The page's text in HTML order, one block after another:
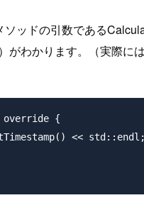
ッドの引数である
わかります。（実際
{
<< std::endl;